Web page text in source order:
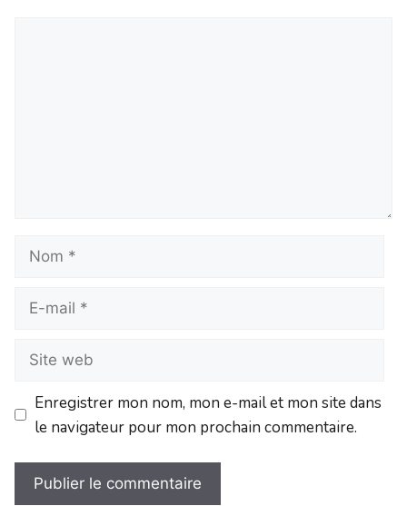
Enregistrer mon nom, mon e-mail et mon site dans
le navigateur pour mon prochain commentaire.